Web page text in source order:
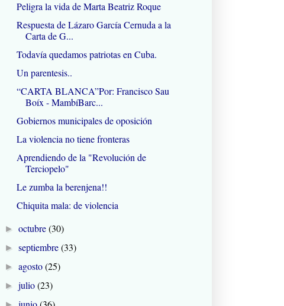
Peligra la vida de Marta Beatriz Roque
Respuesta de Lázaro García Cernuda a la
Carta de G...
Todavía quedamos patriotas en Cuba.
Un parentesis..
“CARTA BLANCA”Por: Francisco Sau
Boíx - MambíBarc...
Gobiernos municipales de oposición
La violencia no tiene fronteras
Aprendiendo de la "Revolución de
Terciopelo"
Le zumba la berenjena!!
Chiquita mala: de violencia
►octubre(30)
►septiembre(33)
►agosto(25)
►julio(23)